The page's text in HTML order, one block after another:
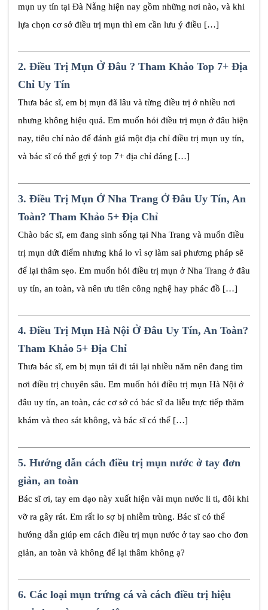
mụn uy tín tại Đà Nẵng hiện nay gồm những nơi nào, và khi
lựa chọn cơ sở điều trị mụn thì em cần lưu ý điều […]
2. Điều Trị Mụn Ở Đâu ? Tham Khảo Top 7+ Địa
Chỉ Uy Tín
Thưa bác sĩ, em bị mụn đã lâu và từng điều trị ở nhiều nơi
nhưng không hiệu quả. Em muốn hỏi điều trị mụn ở đâu hiện
nay, tiêu chí nào để đánh giá một địa chỉ điều trị mụn uy tín,
và bác sĩ có thể gợi ý top 7+ địa chỉ đáng […]
3. Điều Trị Mụn Ở Nha Trang Ở Đâu Uy Tín, An
Toàn? Tham Khảo 5+ Địa Chỉ
Chào bác sĩ, em đang sinh sống tại Nha Trang và muốn điều
trị mụn dứt điểm nhưng khá lo vì sợ làm sai phương pháp sẽ
để lại thâm sẹo. Em muốn hỏi điều trị mụn ở Nha Trang ở đâu
uy tín, an toàn, và nên ưu tiên công nghệ hay phác đồ […]
4. Điều Trị Mụn Hà Nội Ở Đâu Uy Tín, An Toàn?
Tham Khảo 5+ Địa Chỉ
Thưa bác sĩ, em bị mụn tái đi tái lại nhiều năm nên đang tìm
nơi điều trị chuyên sâu. Em muốn hỏi điều trị mụn Hà Nội ở
đâu uy tín, an toàn, các cơ sở có bác sĩ da liễu trực tiếp thăm
khám và theo sát không, và bác sĩ có thể […]
5. Hướng dẫn cách điều trị mụn nước ở tay đơn
giản, an toàn
Bác sĩ ơi, tay em dạo này xuất hiện vài mụn nước li ti, đôi khi
vỡ ra gây rát. Em rất lo sợ bị nhiễm trùng. Bác sĩ có thể
hướng dẫn giúp em cách điều trị mụn nước ở tay sao cho đơn
giản, an toàn và không để lại thâm không ạ?
6. Các loại mụn trứng cá và cách điều trị hiệu